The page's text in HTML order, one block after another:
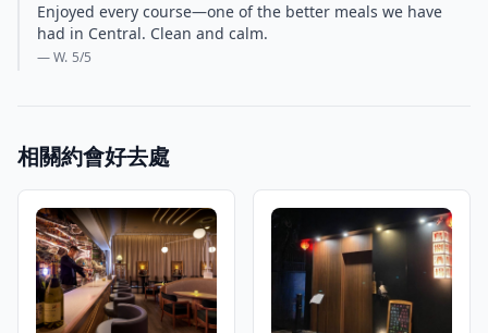
Enjoyed every course—one of the better meals we have
had in Central. Clean and calm.
— W. 5/5
相關約會好去處